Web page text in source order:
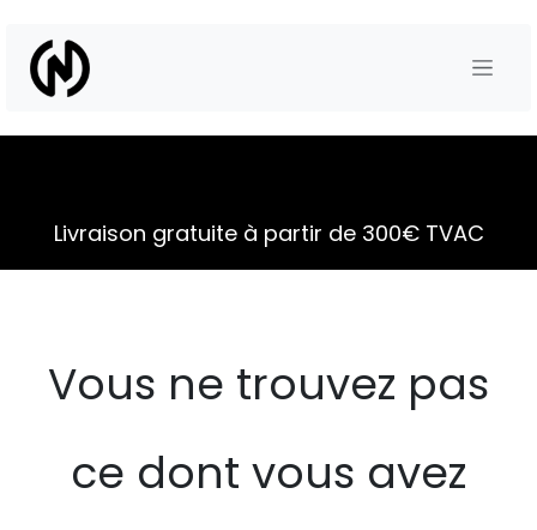
Livraison gratuite à partir de 300€ TVAC
Vous ne trouvez pas
ce dont vous avez